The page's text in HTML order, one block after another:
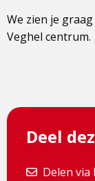
We zien je
Veghel centrum.
Deel
Delen via
Delen via